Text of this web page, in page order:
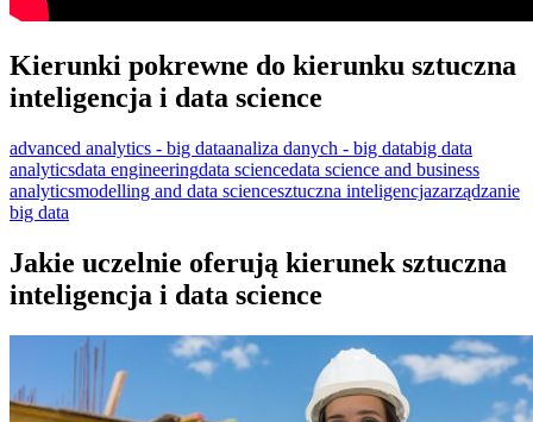
Kierunki pokrewne do kierunku sztuczna
inteligencja i data science
advanced analytics - big dataanaliza danych - big databig data
analyticsdata engineeringdata sciencedata science and business
analyticsmodelling and data sciencesztuczna inteligencjazarządzanie
big data
Jakie uczelnie oferują kierunek sztuczna
inteligencja i data science